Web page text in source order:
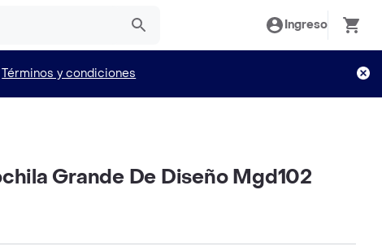
Ingreso
Términos y condiciones
Grande De Diseño Mgd102